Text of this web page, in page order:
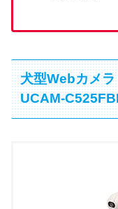
犬型Webカメ
UCAM-